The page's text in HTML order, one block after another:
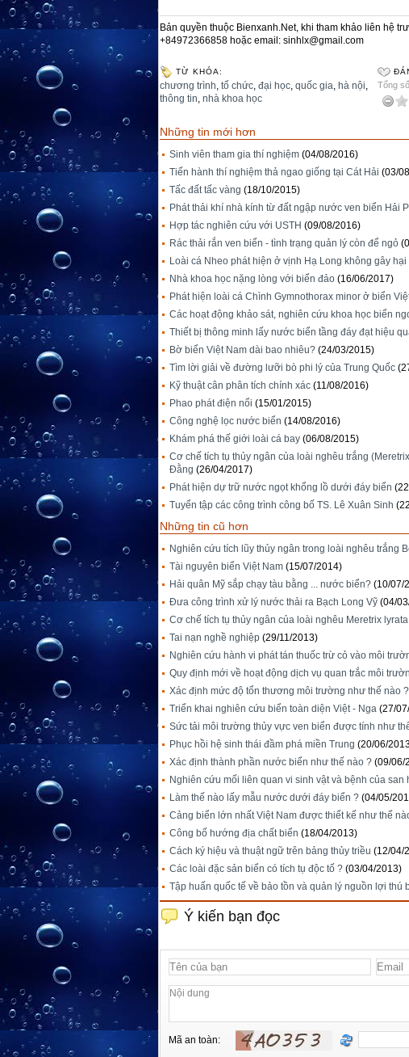
Bản quyền thuộc Bienxanh.Net, khi tham khảo liên hệ
+84972366858 hoặc email: sinhlx@gmail.com
TỪ KHÓA:
chương trình tổ chức đại học quốc gia hà nội
thông tin nhà khoa học
Tổng
Những tin mới hơn
Sinh viên tham gia thí nghiệm (04/08/2016)
Tiến hành thí nghiệm thả ngao giống tại Cát Hải (03/
Tấc đất tấc vàng (18/10/2015)
Phát thải khí nhà kính từ đất ngập nước ven biển Hải
Hợp tác nghiên cứu với USTH (09/08/2016)
Rác thải rắn ven biển - tình trạng quản lý còn để ngỏ
Loài cá Nheo phát hiện ở vịnh Hạ Long không gây
Nhà khoa học nặng lòng với biển đảo (16/06/2017)
Phát hiện loài cá Chình Gymnothorax minor ở biển
Các hoạt động khảo sát, nghiên cứu khoa học biển
Thiết bị thông minh lấy nước biển tầng đáy đạt hiệu
Bờ biển Việt Nam dài bao nhiêu? (24/03/2015)
Tìm lời giải về đường lưỡi bò phi lý của Trung Quốc
Kỹ thuật cân phân tích chính xác (11/08/2016)
Phao phát điện nổi (15/01/2015)
Công nghệ lọc nước biển (14/08/2016)
Khám phá thế giới loài cá bay (06/08/2015)
Cơ chế tích tụ thủy ngân của loài nghêu trắng
Đằng (26/04/2017)
Phát hiện dự trữ nước ngọt khổng lồ dưới đáy biển
Tuyển tập các công trình công bố TS. Lê Xuân Sinh
Những tin cũ hơn
Nghiên cứu tích lũy thủy ngân trong loài nghêu trắng
Tài nguyên biển Việt Nam (15/07/2014)
Hải quân Mỹ sắp chạy tàu bằng ... nước biển? (10/07/
Đưa công trình xử lý nước thải ra Bạch Long Vỹ (04/
Cơ chế tích tụ thủy ngân của loài nghêu Meretrix lyrata
Tai nạn nghề nghiệp (29/11/2013)
Nghiên cứu hành vi phát tán thuốc trừ cỏ vào môi
Quy định mới về hoạt động dịch vụ quan trắc môi
Xác định mức độ tổn thương môi trường như thế nào ?
Triển khai nghiên cứu biển toàn diện Việt - Nga (27/
Sức tải môi trường thủy vực ven biển được tính như
Phục hồi hệ sinh thái đầm phá miền Trung (20/06/
Xác định thành phần nước biển như thế nào ? (09/06/
Nghiên cứu mối liên quan vi sinh vật và bệnh của san
Làm thế nào lấy mẫu nước dưới đáy biển ? (04/05/
Cảng biển lớn nhất Việt Nam được thiết kế như thế
Công bố hướng địa chất biển (18/04/2013)
Cách ký hiệu và thuật ngữ trên bảng thủy triều (12/04/
Các loài đặc sản biển có tích tụ độc tố ? (03/04/2013)
Tập huấn quốc tế về bảo tồn và quản lý nguồn lợi thú
Ý kiến bạn đọc
Mã an toàn: